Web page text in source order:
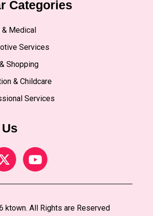
Categories
& Medical
Services
Shopping
& Childcare
Services
ktown. All Rights are Reserved